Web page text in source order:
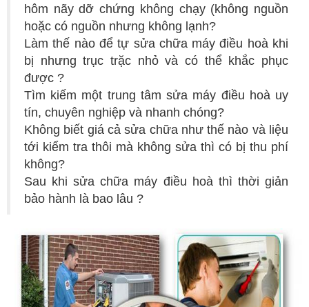
hôm nãy dỡ chứng không chạy (không nguồn
hoặc có nguồn nhưng không lạnh?
Làm thế nào để tự sửa chữa máy điều hoà khi
bị nhưng trục trặc nhỏ và có thể khắc phục
được ?
Tìm kiếm một trung tâm sửa máy điều hoà uy
tín, chuyên nghiệp và nhanh chóng?
Không biết giá cả sửa chữa như thế nào và liệu
tới kiểm tra thôi mà không sửa thì có bị thu phí
không?
Sau khi sửa chữa máy điều hoà thì thời giản
bảo hành là bao lâu ?